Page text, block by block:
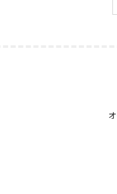
ネットワークなどを組み合わせた
テージJBLのスピーカーシステム